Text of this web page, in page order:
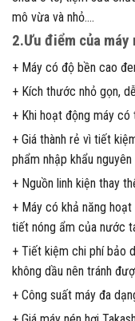
mô vừa và nhỏ….
2.Ưu điểm của
+ Máy có độ bền cao
+ Kích thước nhỏ gọn,
+ Khi hoạt động máy có
+ Giá thành rẻ vì tiết
phẩm nhập khẩu
+ Nguồn linh kiện thay
+ Máy có khả năng
tiết nóng ẩm của nước
+ Tiết kiệm chi phí bảo
không dầu nên tránh
+ Công suất máy đa